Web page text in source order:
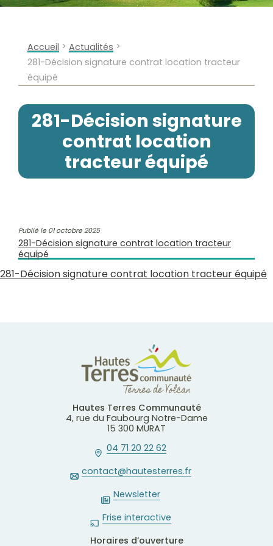
Accueil > Actualités >
281-Décision signature contrat location tracteur
équipé
281-Décision signature
contrat location
tracteur équipé
Publié le 01 octobre 2025
281-Décision signature contrat location tracteur
équipé
281-Décision signature contrat location tracteur équipé
Hautes Terres Communauté
4, rue du Faubourg Notre-Dame
15 300 MURAT
04 71 20 22 62
contact@hautesterres.fr
Newsletter
Frise interactive
Horaires d’ouverture